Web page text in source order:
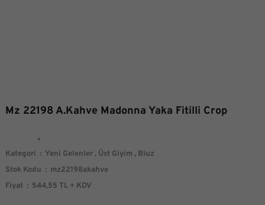
Mz 22198 A.Kahve Madonna Yaka Fitilli Crop
Kategori Yeni Gelenler , Üst Giyim , Bluz
Stok Kodu
mz22198akahve
Fiyat
544,55 TL + KDV